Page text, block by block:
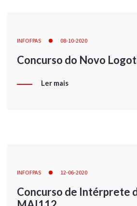
INFOFPAS 08-10-2020
Concurso do Novo
Ler mais
INFOFPAS 12-06-2020
Concurso de Intérprete